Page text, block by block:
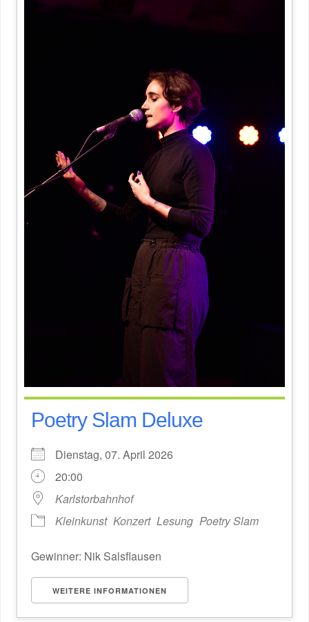
Poetry Slam Deluxe
Dienstag, 07. April 2026
20:00
Karlstorbahnhof
Kleinkunst Konzert Lesung Poetry Slam
Gewinner: Nik Salsflausen
WEITERE INFORMATIONEN